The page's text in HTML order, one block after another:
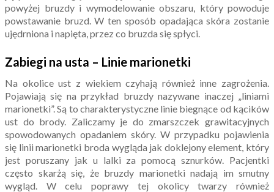
powyżej bruzdy i wymodelowanie obszaru, który powoduje
powstawanie bruzd. W ten sposób opadająca skóra zostanie
ujędrniona i napięta, przez co bruzda się spłyci.
Zabiegi na usta – Linie marionetki
Na okolice ust z wiekiem czyhają również inne zagrożenia.
Pojawiają się na przykład bruzdy nazywane inaczej „liniami
marionetki”. Są to charakterystyczne linie biegnące od kącików
ust do brody. Zaliczamy je do zmarszczek grawitacyjnych
spowodowanych opadaniem skóry. W przypadku pojawienia
się linii marionetki broda wygląda jak doklejony element, który
jest poruszany jak u lalki za pomocą sznurków. Pacjentki
często skarżą się, że bruzdy marionetki nadają im smutny
wygląd. W celu poprawy tej okolicy twarzy również